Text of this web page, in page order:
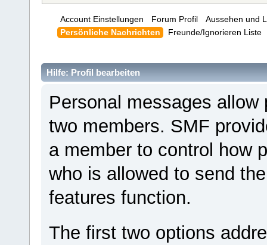
Account Einstellungen Forum Profil
Aussehen und
Persönliche Nachrichten
Freunde/Ignorieren Liste
Hilfe: Profil bearbeiten
Personal messages
two members. SMF
a member to control how
who is allowed to send
features function.
The first two options